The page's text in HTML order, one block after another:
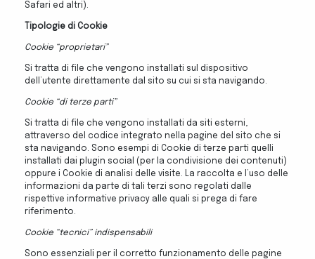
Safari ed altri).
Tipologie di Cookie
Cookie “proprietari”
Si tratta di file che vengono installati sul dispositivo
dell’utente direttamente dal sito su cui si sta navigando.
Cookie “di terze parti”
Si tratta di file che vengono installati da siti esterni,
attraverso del codice integrato nella pagine del sito che si
sta navigando. Sono esempi di Cookie di terze parti quelli
installati dai plugin social (per la condivisione dei contenuti)
oppure i Cookie di analisi delle visite. La raccolta e l’uso delle
informazioni da parte di tali terzi sono regolati dalle
rispettive informative privacy alle quali si prega di fare
riferimento.
Cookie “tecnici” indispensabili
Sono essenziali per il corretto funzionamento delle pagine